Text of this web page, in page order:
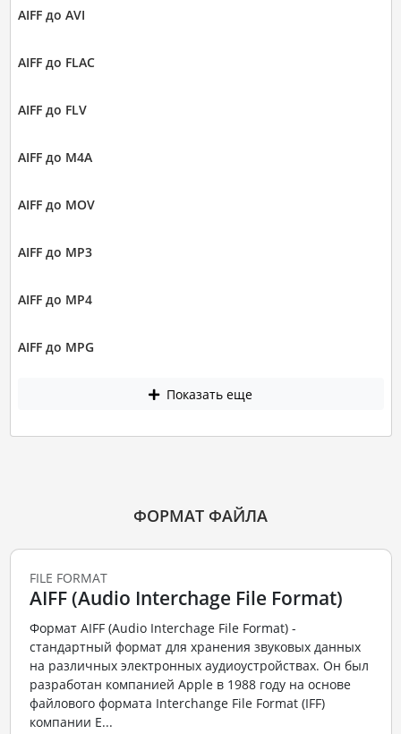
AIFF до AVI
AIFF до FLAC
AIFF до FLV
AIFF до M4A
AIFF до MOV
AIFF до MP3
AIFF до MP4
AIFF до MPG
Показать еще
ФОРМАТ ФАЙЛА
FILE FORMAT
AIFF (Audio Interchage File Format)
Формат AIFF (Audio Interchage File Format) -
стандартный формат для хранения звуковых данных
на различных электронных аудиоустройствах. Он был
разработан компанией Apple в 1988 году на основе
файлового формата Interchange File Format (IFF)
компании E...